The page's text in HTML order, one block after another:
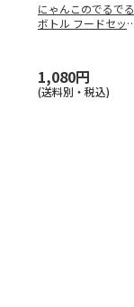
にゃんこのでるでる
ボトル フードセッ
1,080円
(送料別・税込)